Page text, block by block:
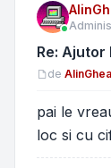
Re:
Mesaj
de
pai le
loc si cu